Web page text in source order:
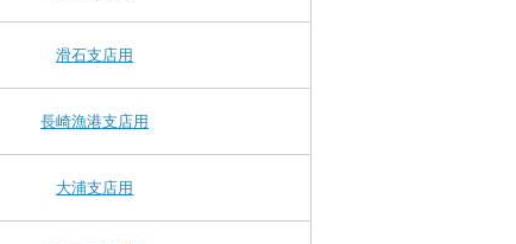
滑石支店用
長崎漁港支店用
大浦支店用